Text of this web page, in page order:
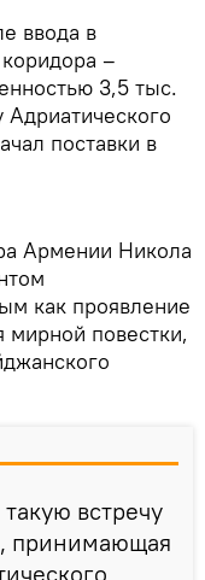
ввода в
–
3,5 тыс.
поставки в
Армении Никола
как проявление
мирной повестки,
встречу
принимающая